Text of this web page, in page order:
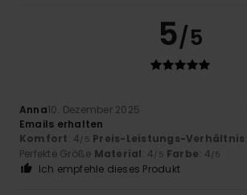
5/5
Anna10. Dezember 2025
Emails erhalten
Komfort: 4 /5 Preis-Leistungs-Verhältnis
Perfekte Größe Material: 4 /5 Farbe: 4 /5
Ich empfehle dieses Produkt